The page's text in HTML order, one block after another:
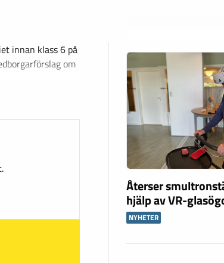
innan klass 6 på
om
Återser
hjälp av VR-
NYHETER